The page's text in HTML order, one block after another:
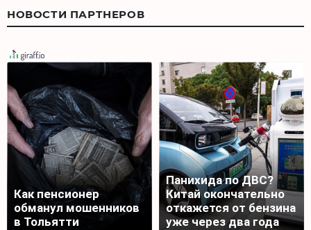
НОВОСТИ ПАРТНЕРОВ
Как пенсионер
обманул мошенников
в Тольятти
Панихида по ДВС?
Китай окончательно
откажется от бензина
уже через два года